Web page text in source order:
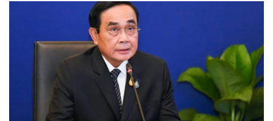
ภาคธุรกิจไทยพัฒนา-ใช้พลังงานหมุนเวียนมากขึ้น